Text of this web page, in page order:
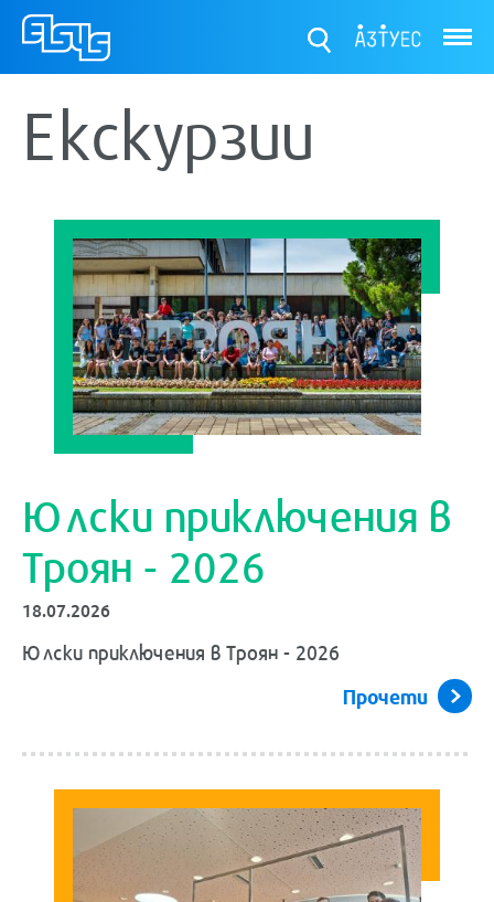
Екскурзии
Юлски приключения в
Троян - 2026
18.07.2026
Юлски приключения в Троян - 2026
Прочети